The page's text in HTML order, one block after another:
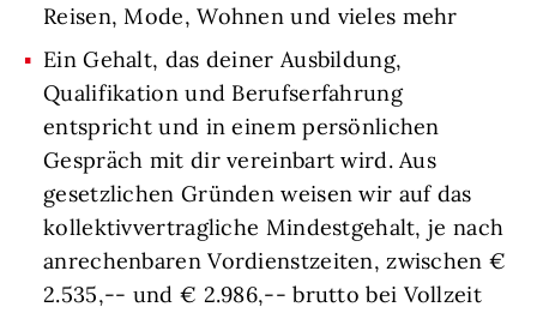
Reisen, Mode, Wohnen und vieles mehr
Ein Gehalt, das deiner Ausbildung,
Qualifikation und Berufserfahrung
entspricht und in einem persönlichen
Gespräch mit dir vereinbart wird. Aus
gesetzlichen Gründen weisen wir auf das
kollektivvertragliche Mindestgehalt, je nach
anrechenbaren Vordienstzeiten, zwischen €
2.535,-- und € 2.986,-- brutto bei Vollzeit